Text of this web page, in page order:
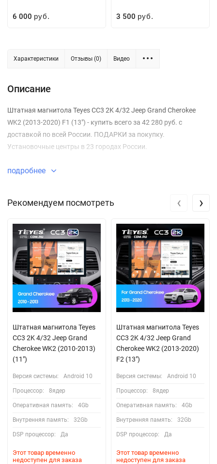
6 000 руб. 3 500 руб.
Характеристики Отзывы (0) Видео
Описание
Штатная магнитола Teyes CC3 2K 4/32 Jeep Grand Cherokee
WK2 (2013-2020) F1 (13") - купить всего за 42 280 руб. с
доставкой по всей России. ПОДАРКИ за покупку.
Установочные центры в 23 городах России.
подробнее
Рекомендуем посмотреть
Штатная магнитола Teyes
CC3 2K 4/32 Jeep Grand
Cherokee WK2 (2010-2013)
(11")
Версия системы: Android 10
Процессор: 8ядер
Оперативная память: 4Gb
Внутренняя память: 32Gb
DSP процессор: Да
Этот товар временно
недоступен для заказа
Штатная магнитола Teyes
CC3 2K 4/32 Jeep Grand
Cherokee WK2 (2013-2020)
F2 (13")
Версия системы: Android 10
Процессор: 8ядер
Оперативная память: 4Gb
Внутренняя память: 32Gb
DSP процессор: Да
Этот товар временно
недоступен для заказа
‹ ›